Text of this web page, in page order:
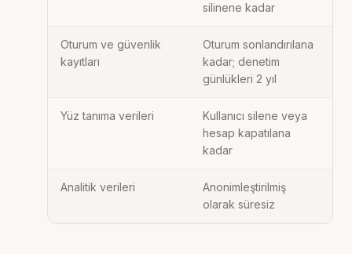
silinene kadar
Oturum ve güvenlik
kayıtları
Oturum sonlandırılana
kadar; denetim
günlükleri 2 yıl
Yüz tanıma verileri
Kullanıcı silene veya
hesap kapatılana
kadar
Analitik verileri
Anonimleştirilmiş
olarak süresiz